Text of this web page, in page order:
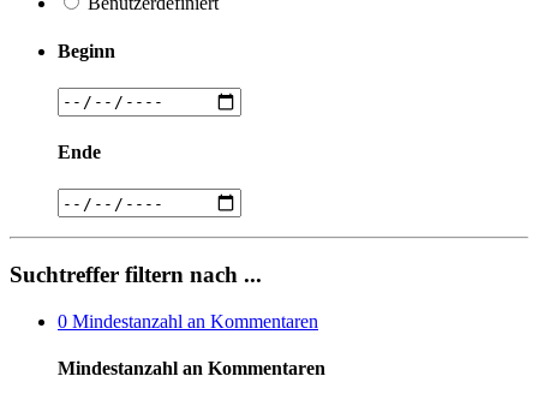
Beginn
Ende
Suchtreffer filtern nach ...
0 Mindestanzahl an Kommentaren
Mindestanzahl an Kommentaren